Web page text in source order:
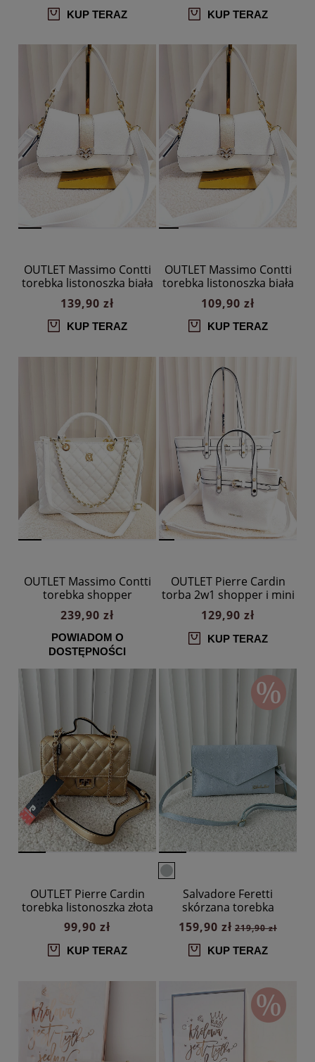
KUP TERAZ KUP TERAZ
OUTLET Massimo Contti
torebka listonoszka biała
ze złotym z klapką
serduszko
139,90 zł
KUP TERAZ
OUTLET Massimo Contti
torebka listonoszka biała
ze złotym z klapką
serduszko
109,90 zł
KUP TERAZ
OUTLET Massimo Contti
torebka shopper
skórzana biała pikowana z
łańcuszkiem
239,90 zł
POWIADOM O
DOSTĘPNOŚCI
OUTLET Pierre Cardin
torba 2w1 shopper i mini
shopper biała
129,90 zł
KUP TERAZ
OUTLET Pierre Cardin
torebka listonoszka złota
pikowana z łańcuszkiem
99,90 zł
KUP TERAZ
Salvadore Feretti
skórzana torebka
kopertówka light blue
159,90 zł 219,90 zł
KUP TERAZ